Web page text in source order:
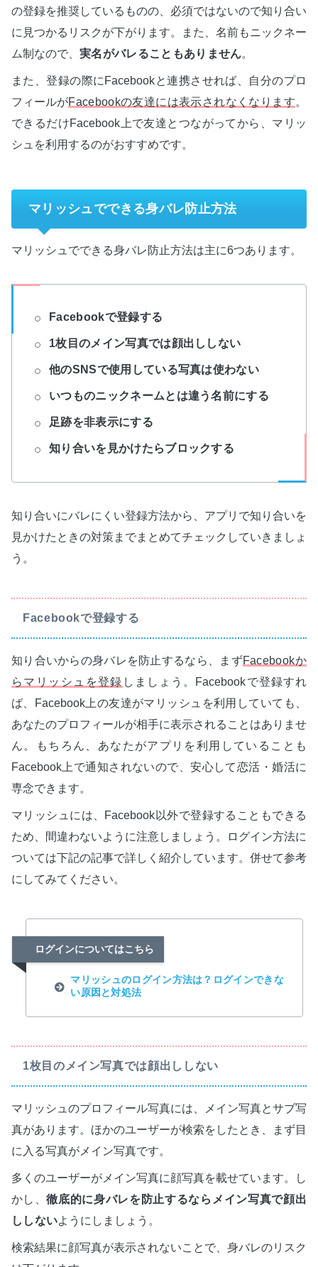
の登録を推奨しているものの、必須ではないので知り合い
に見つかるリスクが下がります。また、名前もニックネー
ム制なので、 実名がバレることもありません。
また、登録の際にFacebookと連携させれば、自分のプロ
フィールがFacebookの友達には表示されなくなります。
できるだけFacebook上で友達とつながってから、マリッ
シュを利用するのがおすすめです。
マリッシュでできる身バレ防止方法
マリッシュでできる身バレ防止方法は主に6つあります。
Facebookで登録する
1枚目のメイン写真では顔出ししない
他のSNSで使用している写真は使わない
いつものニックネームとは違う名前にする
足跡を非表示にする
知り合いを見かけたらブロックする
知り合いにバレにくい登録方法から、アプリで知り合いを
見かけたときの対策までまとめてチェックしていきましょ
う。
Facebookで登録する
知り合いからの身バレを防止するなら、まずFacebookか
らマリッシュを登録 しましょう。Facebookで登録すれ
ば、Facebook上の友達がマリッシュを利用していても、
あなたのプロフィールが相手に表示されることはありませ
ん。もちろん、あなたがアプリを利用していることも
Facebook上で通知されないので、安心して恋活・婚活に
専念できます。
マリッシュには、Facebook以外で登録することもできる
ため、間違わないように注意しましょう。ログイン方法に
ついては下記の記事で詳しく紹介しています。併せて参考
にしてみてください。
ログインについてはこちら
マリッシュのログイン方法は？ログインできな
い原因と対処法
1枚目のメイン写真では顔出ししない
マリッシュのプロフィール写真には、メイン写真とサブ写
真があります。ほかのユーザーが検索をしたとき、まず目
に入る写真がメイン写真です。
多くのユーザーがメイン写真に顔写真を載せています。し
かし、徹底的に身バレを防止するならメイン写真で顔出
ししないようにしましょう。
検索結果に顔写真が表示されないことで、身バレのリスク